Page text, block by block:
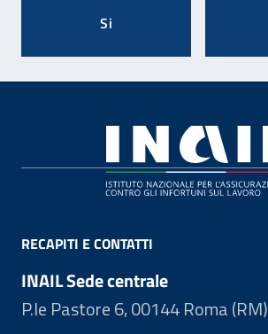
Si
RECAPITI E CONTATTI
INAIL Sede centrale
P.le Pastore 6, 00144 Roma (RM)